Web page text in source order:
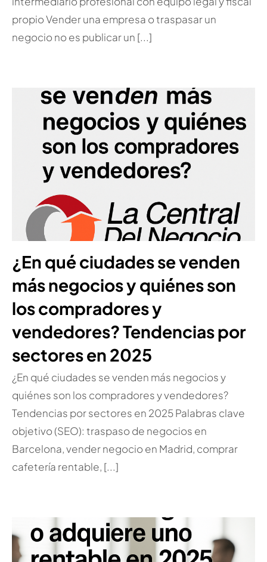
propio Vender una empresa o traspasar un
negocio no es publicar un [...]
¿En qué ciudades se venden
más negocios y quiénes son
los compradores y
vendedores? Tendencias por
sectores en 2025
¿En qué ciudades se venden más negocios y
quiénes son los compradores y vendedores?
Tendencias por sectores en 2025 Palabras clave
objetivo (SEO): traspaso de negocios en
Barcelona, vender negocio en Madrid, comprar
cafetería rentable, [...]